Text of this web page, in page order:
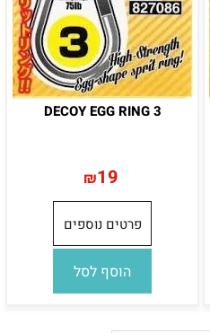
DECOY EGG RING 3
₪19
פרטים נוספים
הוסף לסל